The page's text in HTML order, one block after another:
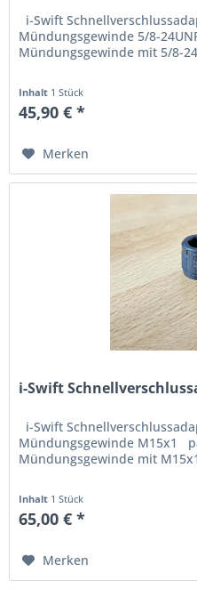
i-Swift
Mündungsgewinde 5/8-
Mündungsgewinde mit 5/8-
Inhalt 1 Stück
45,90 € *
Merken
i-Swift
i-Swift
Mündungsgewinde M15x1
Mündungsgewinde mit M15x1
Inhalt 1 Stück
65,00 € *
Merken